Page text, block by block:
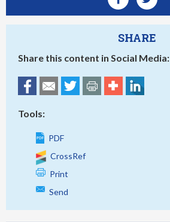
SHARE
Share this content in Social Media:
Tools:
PDF
CrossRef
Print
Send